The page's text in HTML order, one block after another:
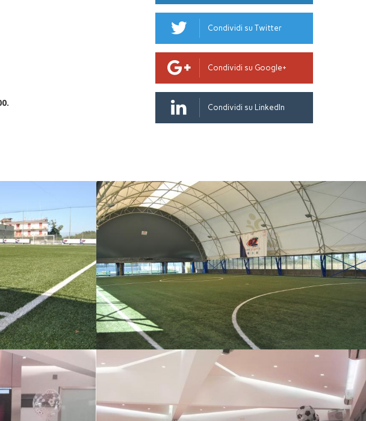
Condividi su Twitter
Condividi su Google+
Condividi su LinkedIn